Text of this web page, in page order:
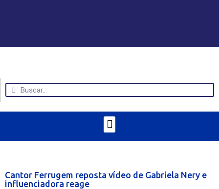
Cantor Ferrugem reposta vídeo de Gabriela Nery e
influenciadora reage